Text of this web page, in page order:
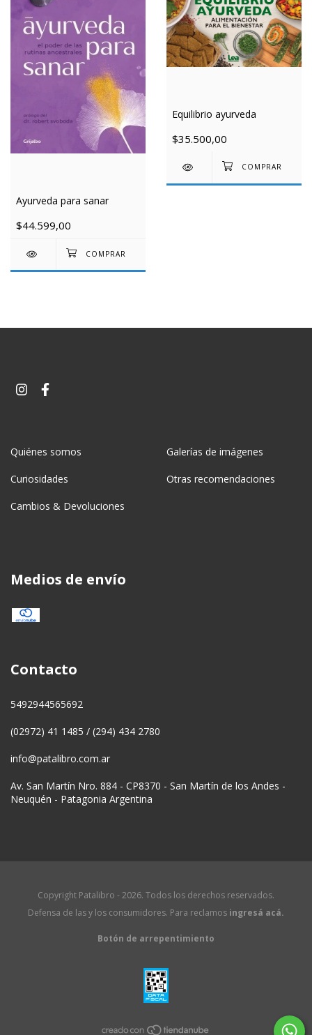
Ayurveda para sanar
$44.599,00
Equilibrio ayurveda
$35.500,00
Quiénes somos Galerías de imágenes
Curiosidades Otras recomendaciones
Cambios & Devoluciones
Medios de envío
Contacto
5492944565692
(02972) 41 1485 / (294) 434 2780
info@patalibro.com.ar
Av. San Martín Nro. 884 - CP8370 - San Martín de los Andes -
Neuquén - Patagonia Argentina
Copyright Patalibro - 2026. Todos los derechos reservados.
Defensa de las y los consumidores. Para reclamos ingresá acá.
Botón de arrepentimiento